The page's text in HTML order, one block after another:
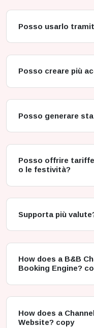
Posso usarlo
Posso creare più
Posso generare
Posso offrire
o le festività?
Supporta più
How does a B&B
Booking Engine?
How does a
Website? copy